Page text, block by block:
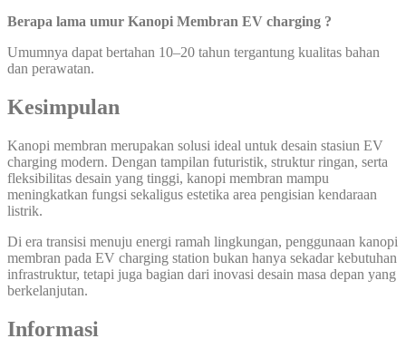
Berapa lama umur Kanopi Membran EV charging ?
Umumnya dapat bertahan 10–20 tahun tergantung kualitas bahan
dan perawatan.
Kesimpulan
Kanopi membran merupakan solusi ideal untuk desain stasiun EV
charging modern. Dengan tampilan futuristik, struktur ringan, serta
fleksibilitas desain yang tinggi, kanopi membran mampu
meningkatkan fungsi sekaligus estetika area pengisian kendaraan
listrik.
Di era transisi menuju energi ramah lingkungan, penggunaan kanopi
membran pada EV charging station bukan hanya sekadar kebutuhan
infrastruktur, tetapi juga bagian dari inovasi desain masa depan yang
berkelanjutan.
Informasi